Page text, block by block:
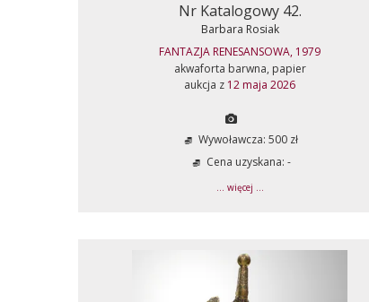
Nr Katalogowy 42.
Barbara Rosiak
FANTAZJA RENESANSOWA, 1979
akwaforta barwna, papier
aukcja z 12 maja 2026
Wywoławcza: 500 zł
Cena uzyskana: -
... więcej ...